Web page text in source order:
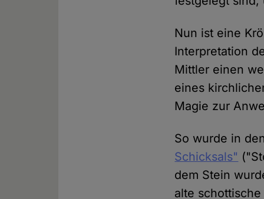
Nun ist eine
Interpretation
Mittler einen
eines
Magie zur
So wurde in
Schicksals"
dem Stein
alte